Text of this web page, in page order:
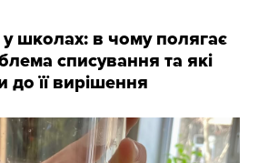
у школах: в чому полягає
списування та які
до її вирішення